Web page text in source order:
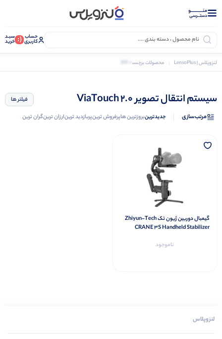
منــــــــــــو
دستــرسی
حساب
کاربری (: سبـد
خرید
لنزوپلاس | LensoPlus محصولات برچسب خورده “سیستم انتقال تصویر ViaTouch 2.0”
سیستم انتقال تصویر ViaTouch 2.0 فیلتر ها
مرتب‌سازی جدیدترینبروزترین هاپرفروش ترینپربازدید ترینارزان ترینگران ترین
گیمبال دوربین ژیون تک Zhiyun-Tech
CRANE 3S Handheld Stabilizer
ناموجود
لنزوپلاس